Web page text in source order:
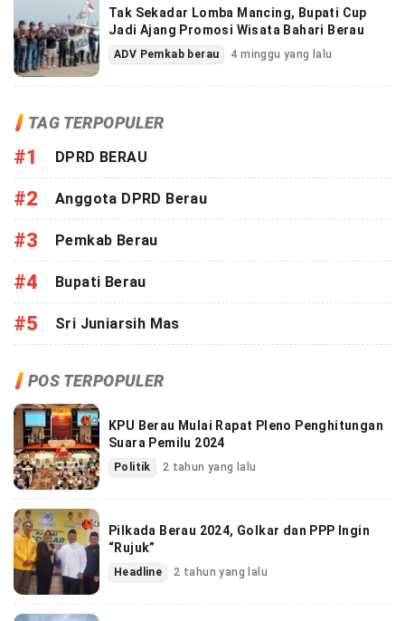
Tak Sekadar Lomba Mancing, Bupati Cup
Jadi Ajang Promosi Wisata Bahari Berau
ADV Pemkab berau 4 minggu yang lalu
TAG TERPOPULER
#1 DPRD BERAU
#2 Anggota DPRD Berau
#3 Pemkab Berau
#4 Bupati Berau
#5 Sri Juniarsih Mas
POS TERPOPULER
KPU Berau Mulai Rapat Pleno Penghitungan
Suara Pemilu 2024
Politik 2 tahun yang lalu
Pilkada Berau 2024, Golkar dan PPP Ingin
“Rujuk”
Headline 2 tahun yang lalu